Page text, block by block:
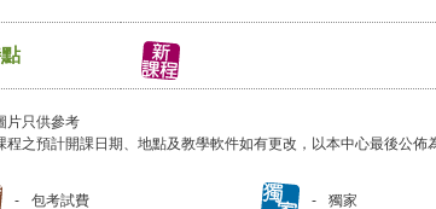
片只供參考
程之預計開課日期、地點及教學軟件如有更改，以本中心最後公佈
包考試費 獨家